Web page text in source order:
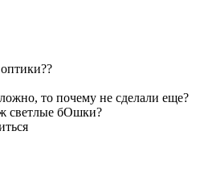
то почему не сделали еще?
светлые бОшки?